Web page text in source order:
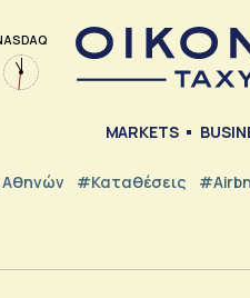
MARKETS
Αθηνών #Καταθέσεις